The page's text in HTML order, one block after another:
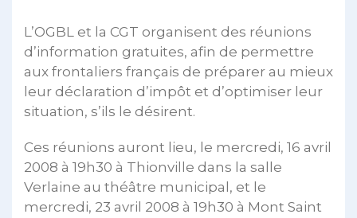
L’OGBL et la CGT organisent des réunions
d’information gratuites, afin de permettre
aux frontaliers français de préparer au mieux
leur déclaration d’impôt et d’optimiser leur
situation, s’ils le désirent.
Ces réunions auront lieu, le mercredi, 16 avril
2008 à 19h30 à Thionville dans la salle
Verlaine au théâtre municipal, et le
mercredi, 23 avril 2008 à 19h30 à Mont Saint